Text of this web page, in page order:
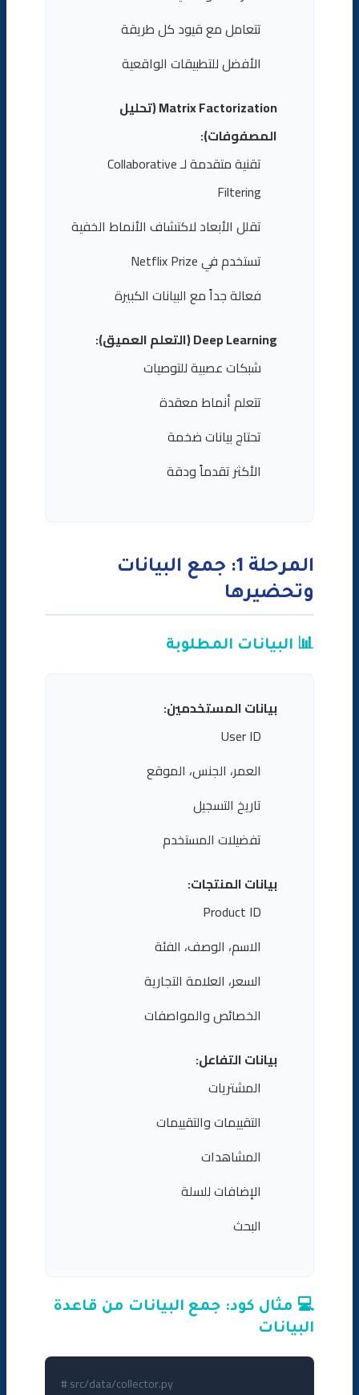
تتعامل مع قيود كل طريقة
الأفضل للتطبيقات الواقعية
Matrix Factorization (تحليل
المصفوفات):
تقنية متقدمة لـ Collaborative
Filtering
تقلل الأبعاد لاكتشاف الأنماط الخفية
تستخدم في Netflix Prize
فعالة جداً مع البيانات الكبيرة
Deep Learning (التعلم العميق):
شبكات عصبية للتوصيات
تتعلم أنماط معقدة
تحتاج بيانات ضخمة
الأكثر تقدماً ودقة
المرحلة 1: جمع البيانات
وتحضيرها
📊 البيانات المطلوبة
بيانات المستخدمين:
User ID
العمر، الجنس، الموقع
تاريخ التسجيل
تفضيلات المستخدم
بيانات المنتجات:
Product ID
الاسم، الوصف، الفئة
السعر، العلامة التجارية
الخصائص والمواصفات
بيانات التفاعل:
المشتريات
التقييمات والتقييمات
المشاهدات
الإضافات للسلة
البحث
💻 مثال كود: جمع البيانات من قاعدة
البيانات
# src/data/collector.py